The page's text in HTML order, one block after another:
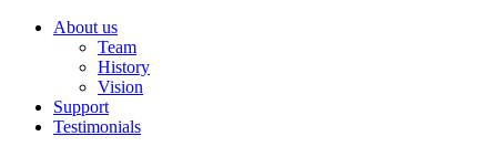
About us
Team
History
Vision
Support
Testimonials